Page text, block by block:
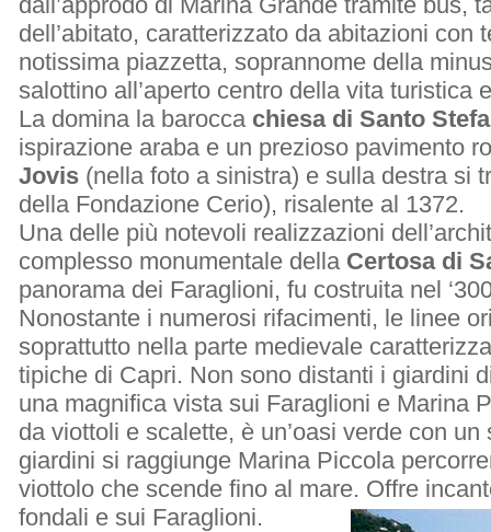
dell’abitato, caratterizzato da abitazioni con
notissima piazzetta, soprannome della
salottino all’aperto centro della vita turistica
La domina la barocca chiesa di Santo
ispirazione araba e un prezioso pavimento
Jovis (nella foto a sinistra) e sulla destra si
della Fondazione Cerio), risalente al 1372.
Una delle più notevoli realizzazioni
complesso monumentale della Certosa di
panorama dei Faraglioni, fu costruita nel
Nonostante i numerosi rifacimenti, le linee
soprattutto nella parte medievale
tipiche di Capri. Non sono distanti i giardini
una magnifica vista sui Faraglioni e Marina
da viottoli e scalette, è un’oasi verde con
giardini si raggiunge Marina Piccola
viottolo che scende fino al mare. Offre
fondali e sui Faraglioni.